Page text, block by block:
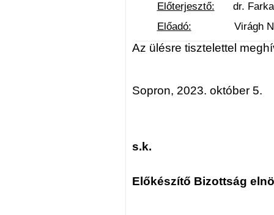
Előterjesztő: dr. Farkas
Előadó: Virágh
Az ülésre tisztelettel
Sopron, 2023. október 5.
s.k.
Előkészítő Bizottság